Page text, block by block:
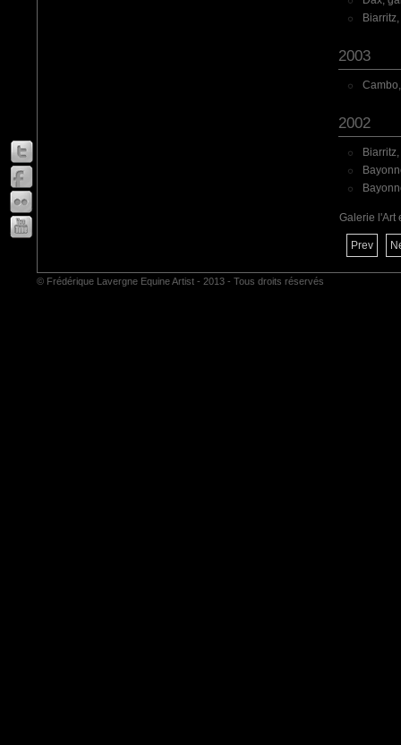
2003
2002
Galerie l'Art
Prev
© Frédérique Lavergne Equine Artist - 2013 - Tous droits réservés